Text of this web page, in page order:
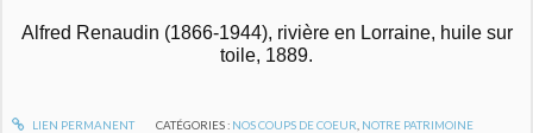
Alfred Renaudin (1866-1944), rivière en Lorraine, huile sur
toile, 1889.
LIEN PERMANENT CATÉGORIES : NOS COUPS DE COEUR NOTRE PATRIMOINE